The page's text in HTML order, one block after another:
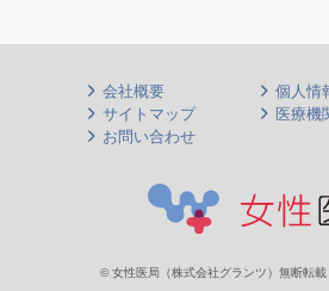
会社概要
個人情
サイトマップ
医療機
お問い合わせ
© 女性医局（株式会社グランツ）無断転載